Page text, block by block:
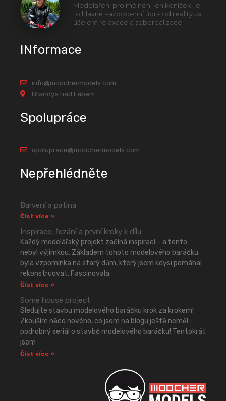
Modelaření pro mě není jen koníček, je
to hlavně každodenní úprk od reality za
účelem relaxace a seberealizace.
INformace
info@moochermodels.com
Brandýs nad Labem
Spolupráce
spoluprace@moochermodels.com
Nepřehlédněte
Barvení a patina
Číst více »
Inspirace, řezání a první kroky k dílu
Každý modelářský projekt začíná inspirací – a tento
nebyl výjimkou. Základem tohoto modelového baráčku
byla vzpomínka na starý dům, který jsem kdysi pomáhal
rekonstruovat. Fascinovala
Číst více »
Some house project
Sledujte stavbu modelového baráčku krok za krokem!
Zkouším něco nového, co jsem na blogu ještě neměl –
podrobný seriál o stavbě modelového baráčku! Tentokrát
jsem
Číst více »